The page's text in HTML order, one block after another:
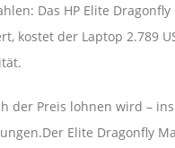
Das HP Elite
kostet der Laptop 2.789
der Preis lohnen wird –
Elite Dragonfly